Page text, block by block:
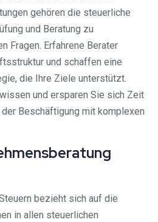
gehören die steuerliche
und Beratung zu
Fragen. Erfahrene Berater
und schaffen eine
die Ihre Ziele unterstützt.
und ersparen Sie sich Zeit
Beschäftigung mit komplexen
bezieht sich auf die
in allen steuerlichen